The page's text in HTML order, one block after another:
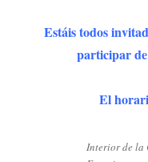
Estáis todos
participar
El
Interior de la